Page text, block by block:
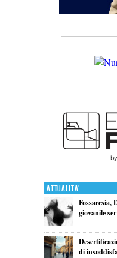
Attualita'
Fossacesia,
giovanile
di